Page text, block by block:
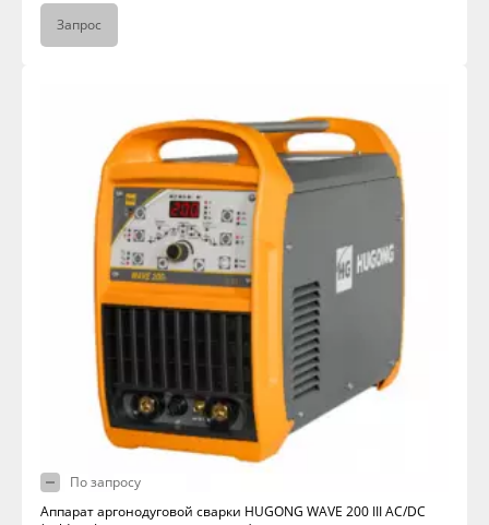
Запрос
По запросу
Аппарат аргонодуговой сварки HUGONG WAVE 200 III AC/DC